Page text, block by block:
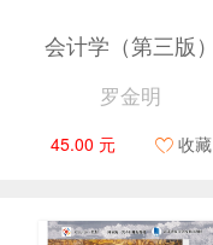
会计学（第三版）
罗金明
45.00 元 收藏